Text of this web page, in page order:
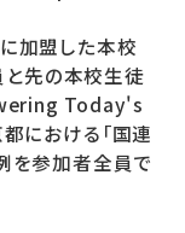
加盟した本校
先の本校生徒
Today's
における「国連
を参加者全員で